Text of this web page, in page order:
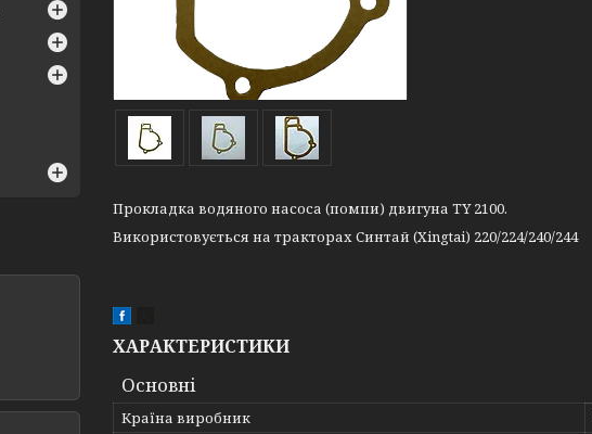
Прокладка водяного насоса (помпи) двигуна TY 2100.
Використовується на тракторах Синтай (Xingtai) 220/224/240/244
ХАРАКТЕРИСТИКИ
Основні
Країна виробник